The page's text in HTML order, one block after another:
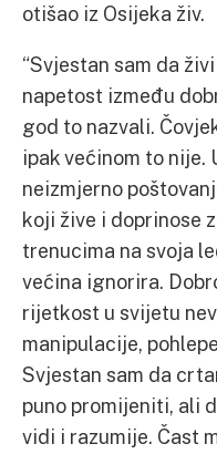
otišao iz Osijeka živ.
“Svjestan sam da
napetost između
god to nazvali.
ipak većinom to nije.
neizmjerno
koji žive i doprinose
trenucima na svoja
većina ignorira.
rijetkost u svijetu
manipulacije,
Svjestan sam da
puno promijeniti, ali
vidi i razumije. Čast